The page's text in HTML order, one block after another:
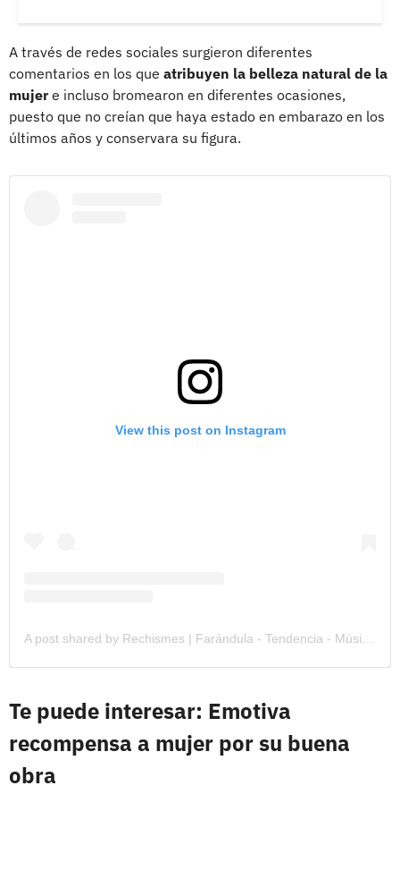
A través de redes sociales surgieron diferentes
comentarios en los que atribuyen la belleza natural de la
mujere incluso bromearon en diferentes ocasiones,
puesto que no creían que haya estado en embarazo en los
últimos años y conservara su figura.
View this post on Instagram
A post shared by Rechismes | Farándula - Tendencia - Música (@rechismes)
Te puede interesar: Emotiva
recompensa a mujer por su buena
obra